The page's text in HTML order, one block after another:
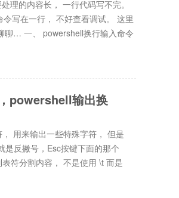
理的内容长， 一行代码写不完。
写在一行， 不好查看调试。 这里
聊… 一、 powershell换行输入命令
powershell输出换
用来输出一些特殊字符， 但是
反撇号，Esc按键下面的那个
符分割内容， 不是使用 \t 而是